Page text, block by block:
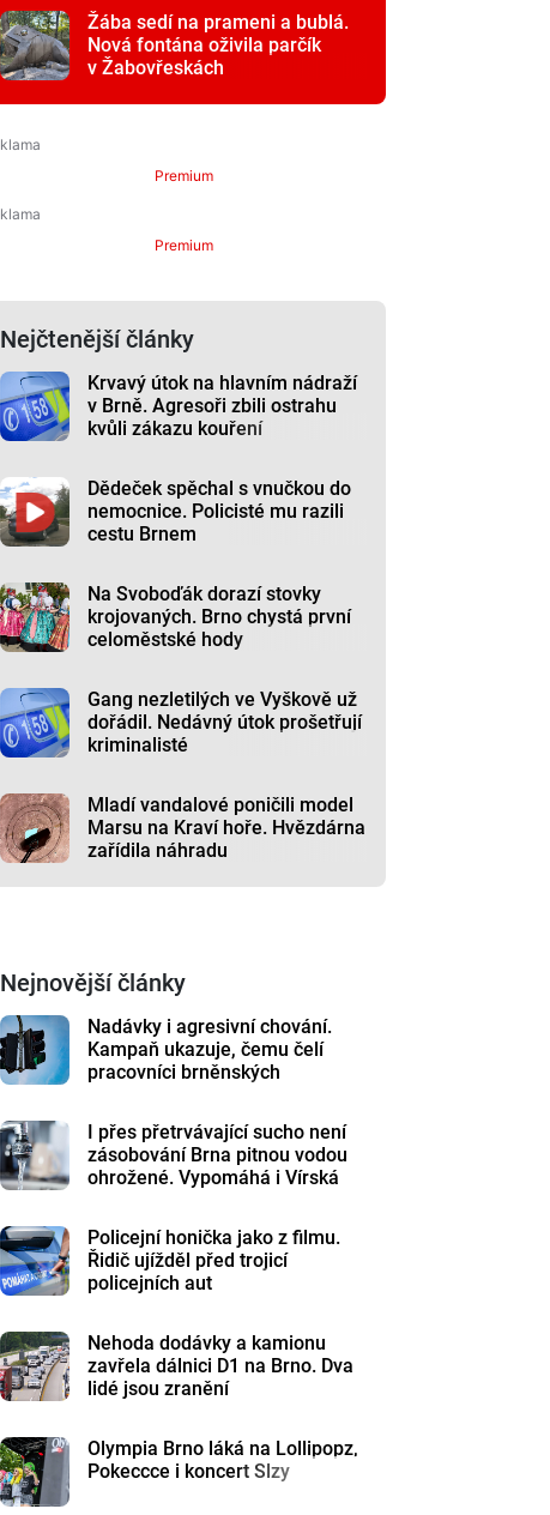
Žába sedí na prameni a bublá.
Nová fontána oživila parčík
v Žabovřeskách
Premium
Premium
Nejčtenější články
Krvavý útok na hlavním nádraží
v Brně. Agresoři zbili ostrahu
kvůli zákazu kouření
Dědeček spěchal s vnučkou do
nemocnice. Policisté mu razili
cestu Brnem
Na Svoboďák dorazí stovky
krojovaných. Brno chystá první
celoměstské hody
Gang nezletilých ve Vyškově už
dořádil. Nedávný útok prošetřují
kriminalisté
Mladí vandalové poničili model
Marsu na Kraví hoře. Hvězdárna
zařídila náhradu
Nejnovější články
Nadávky i agresivní chování.
Kampaň ukazuje, čemu čelí
pracovníci brněnských
I přes přetrvávající sucho není
zásobování Brna pitnou vodou
ohrožené. Vypomáhá i Vírská
Policejní honička jako z filmu.
Řidič ujížděl před trojicí
policejních aut
Nehoda dodávky a kamionu
zavřela dálnici D1 na Brno. Dva
lidé jsou zranění
Olympia Brno láká na Lollipopz,
Pokeccce i koncert Slzy